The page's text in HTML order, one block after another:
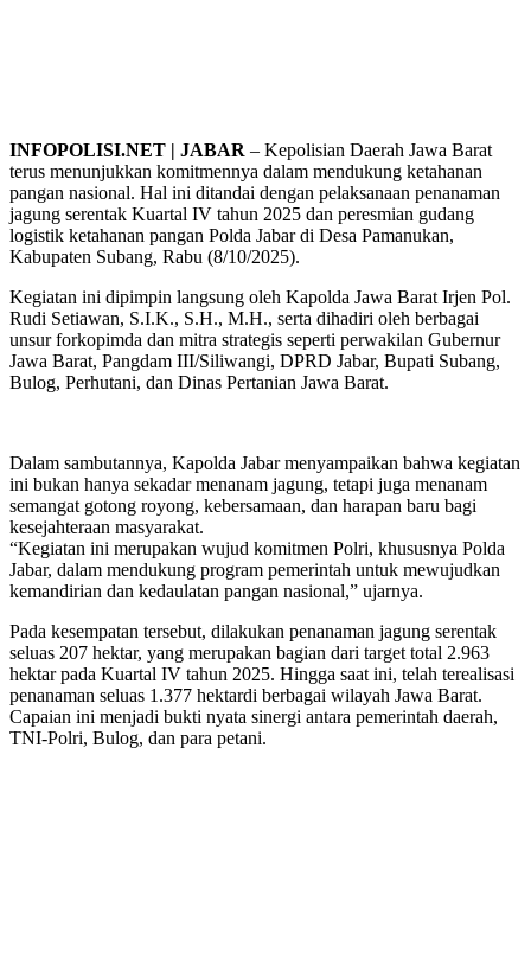
INFOPOLISI.NET | JABAR – Kepolisian Daerah Jawa Barat
terus menunjukkan komitmennya dalam mendukung ketahanan
pangan nasional. Hal ini ditandai dengan pelaksanaan penanaman
jagung serentak Kuartal IV tahun 2025 dan peresmian gudang
logistik ketahanan pangan Polda Jabar di Desa Pamanukan,
Kabupaten Subang, Rabu (8/10/2025).
Kegiatan ini dipimpin langsung oleh Kapolda Jawa Barat Irjen Pol.
Rudi Setiawan, S.I.K., S.H., M.H., serta dihadiri oleh berbagai
unsur forkopimda dan mitra strategis seperti perwakilan Gubernur
Jawa Barat, Pangdam III/Siliwangi, DPRD Jabar, Bupati Subang,
Bulog, Perhutani, dan Dinas Pertanian Jawa Barat.
Dalam sambutannya, Kapolda Jabar menyampaikan bahwa kegiatan
ini bukan hanya sekadar menanam jagung, tetapi juga menanam
semangat gotong royong, kebersamaan, dan harapan baru bagi
kesejahteraan masyarakat.
“Kegiatan ini merupakan wujud komitmen Polri, khususnya Polda
Jabar, dalam mendukung program pemerintah untuk mewujudkan
kemandirian dan kedaulatan pangan nasional,” ujarnya.
Pada kesempatan tersebut, dilakukan penanaman jagung serentak
seluas 207 hektar, yang merupakan bagian dari target total 2.963
hektar pada Kuartal IV tahun 2025. Hingga saat ini, telah terealisasi
penanaman seluas 1.377 hektardi berbagai wilayah Jawa Barat.
Capaian ini menjadi bukti nyata sinergi antara pemerintah daerah,
TNI-Polri, Bulog, dan para petani.